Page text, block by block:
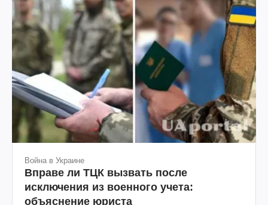
Война в Украине
Вправе ли ТЦК вызвать после
исключения из военного учета:
объяснение юриста